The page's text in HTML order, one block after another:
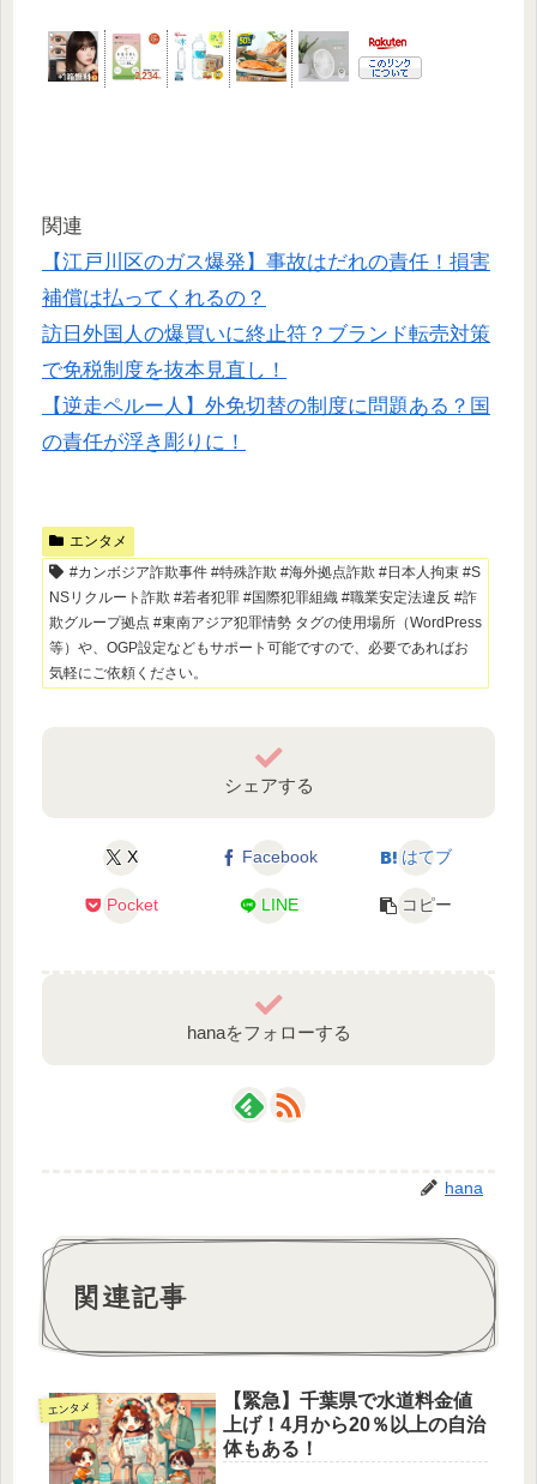
関連
【江戸川区のガス爆発】事故はだれの責任！損害
補償は払ってくれるの？
訪日外国人の爆買いに終止符？ブランド転売対策
で免税制度を抜本見直し！
【逆走ペルー人】外免切替の制度に問題ある？国
の責任が浮き彫りに！
エンタメ
#カンボジア詐欺事件 #特殊詐欺 #海外拠点詐欺 #日本人拘束 #S
NSリクルート詐欺 #若者犯罪 #国際犯罪組織 #職業安定法違反 #詐
欺グループ拠点 #東南アジア犯罪情勢 タグの使用場所（WordPress
等）や、OGP設定などもサポート可能ですので、必要であればお
気軽にご依頼ください。
シェアする
X Facebook はてブ
Pocket LINE コピー
hanaをフォローする
hana
関連記事
エンタメ
【緊急】千葉県で水道料金値
上げ！4月から20％以上の自治
体もある！